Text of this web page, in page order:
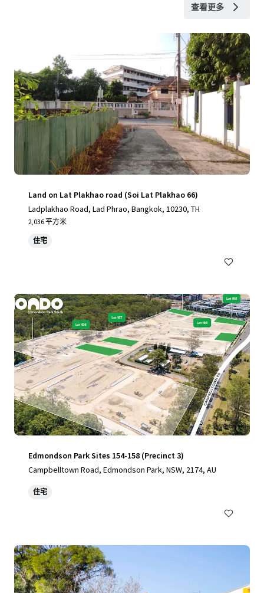
查看更多
Land on Lat Plakhao road (Soi Lat Plakhao 66)
Ladplakhao Road, Lad Phrao, Bangkok, 10230, TH
2,036 平方米
住宅
Edmondson Park Sites 154-158 (Precinct 3)
Campbelltown Road, Edmondson Park, NSW, 2174, AU
住宅